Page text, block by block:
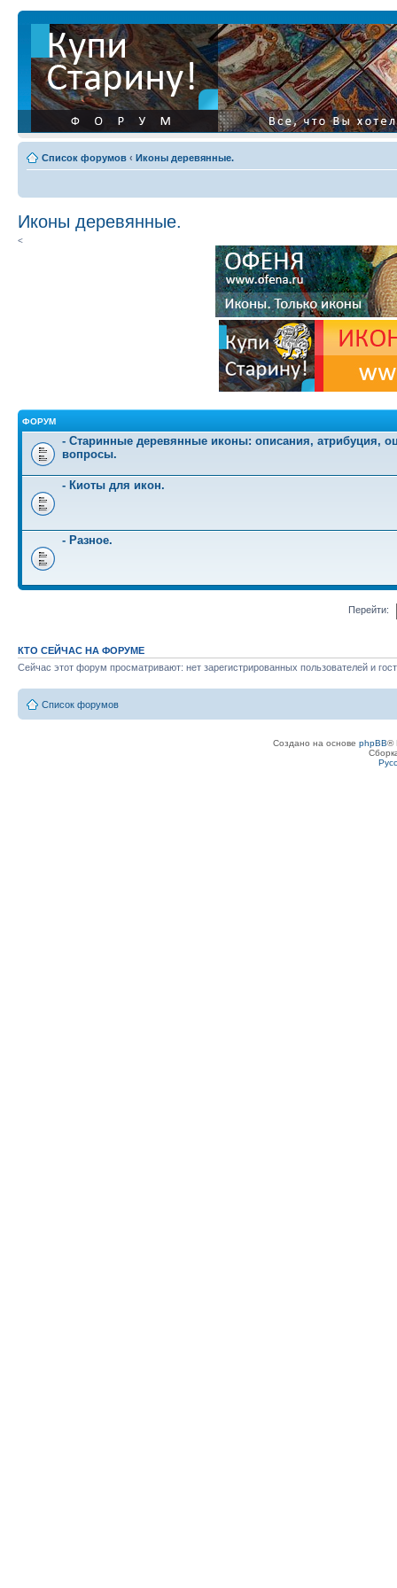
Список форумов ‹ Иконы деревянные.
Иконы деревянные.
<
ФОРУМ
- Старинные деревянные иконы: описания, атрибуция,
вопросы.
- Киоты для икон.
- Разное.
Перейти:
КТО СЕЙЧАС НА ФОРУМЕ
Сейчас этот форум просматривают: нет зарегистрированных пользователей и
Список форумов
Создано на основе phpBB®